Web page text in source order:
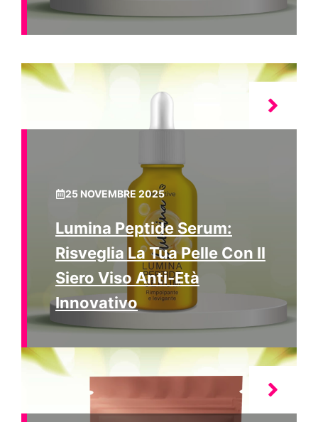
25 NOVEMBRE 2025
Lumina Peptide Serum:
Risveglia La Tua Pelle Con Il
Siero Viso Anti-Età
Innovativo